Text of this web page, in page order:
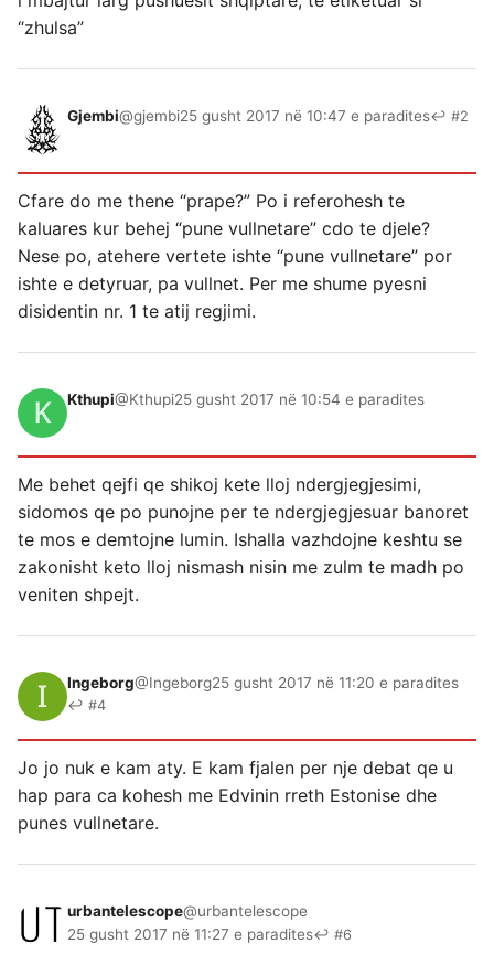
“zhulsa”
Gjembi@gjembi25 gusht 2017 në 10:47 e paradites↩ #2
Cfare do me thene “prape?” Po i referohesh te
kaluares kur behej “pune vullnetare” cdo te djele?
Nese po, atehere vertete ishte “pune vullnetare” por
ishte e detyruar, pa vullnet. Per me shume pyesni
disidentin nr. 1 te atij regjimi.
Kthupi@Kthupi25 gusht 2017 në 10:54 e paradites
Me behet qejfi qe shikoj kete lloj ndergjegjesimi,
sidomos qe po punojne per te ndergjegjesuar banoret
te mos e demtojne lumin. Ishalla vazhdojne keshtu se
zakonisht keto lloj nismash nisin me zulm te madh po
veniten shpejt.
Ingeborg@Ingeborg25 gusht 2017 në 11:20 e paradites
↩ #4
Jo jo nuk e kam aty. E kam fjalen per nje debat qe u
hap para ca kohesh me Edvinin rreth Estonise dhe
punes vullnetare.
urbantelescope@urbantelescope
25 gusht 2017 në 11:27 e paradites↩ #6